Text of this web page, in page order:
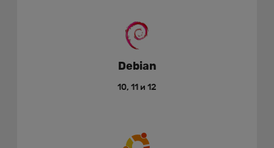
Debian
10, 11 и 12